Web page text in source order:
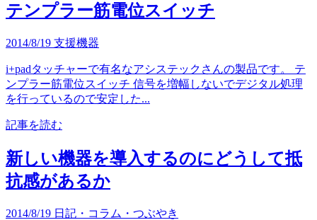
テンプラー筋電位スイッチ
2014/8/19 支援機器
i+padタッチャーで有名なアシステックさんの製品です。 テ
ンプラー筋電位スイッチ 信号を増幅しないでデジタル処理
を行っているので安定した...
記事を読む
新しい機器を導入するのにどうして抵
抗感があるか
2014/8/19 日記・コラム・つぶやき